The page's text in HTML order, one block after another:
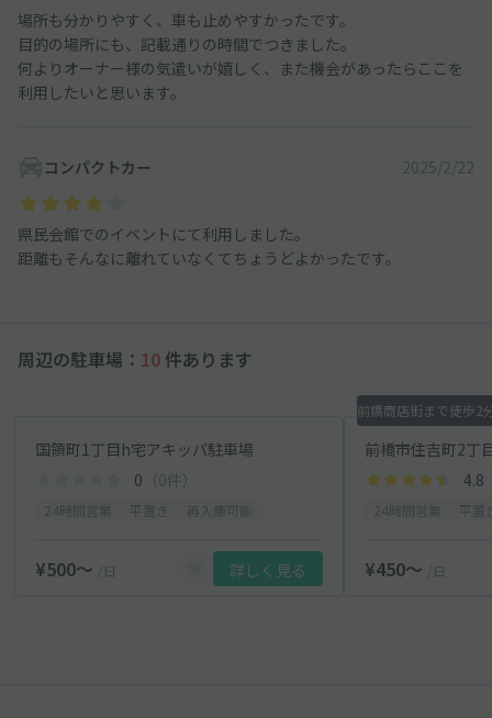
場所も分かりやすく、車も止めやすかったです。
目的の場所にも、記載通りの時間でつきました。
何よりオーナー様の気遣いが嬉しく、また機会があったらここを
利用したいと思います。
コンパクトカー 2025/2/22
県民会館でのイベントにて利用しました。
距離もそんなに離れていなくてちょうどよかったです。
周辺の駐車場： 10 件あります
国領町1丁目h宅アキッパ駐車場
0 （0件）
¥500〜 /日 詳しく見る
4.8
¥450〜 /日